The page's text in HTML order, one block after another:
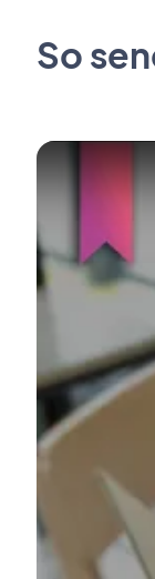
So